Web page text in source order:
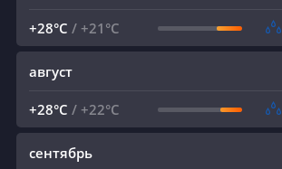
+28°C / +21°C
август
+28°C / +22°C
сентябрь